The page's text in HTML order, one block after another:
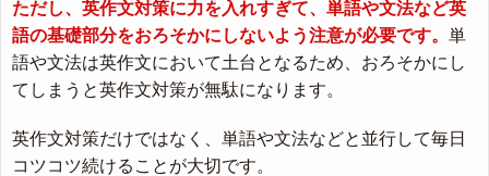
ただし、英作文対策に力を入れすぎて、単語や文法など英
語の基礎部分をおろそかにしないよう注意が必要です。 単
語や文法は英作文において土台となるため、おろそかにし
てしまうと英作文対策が無駄になります。
英作文対策だけではなく、単語や文法などと並行して毎日
コツコツ続けることが大切です。